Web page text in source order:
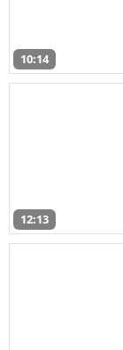
10:14
12:13